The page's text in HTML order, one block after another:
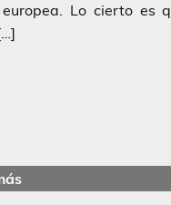
europea. Lo cierto es